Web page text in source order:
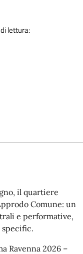
lettura:
il quartiere
Comune: un
e performative,
specific.
Ravenna 2026 –